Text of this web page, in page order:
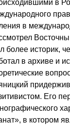
в
в
более историк,
в архиве и
Его
в котором